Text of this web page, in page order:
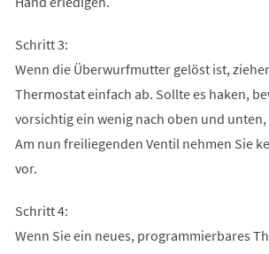
Schritt 3:
Wenn die Überwurfmutter gelöst ist,
Thermostat einfach ab. Sollte es haken,
vorsichtig ein wenig nach oben und
Am nun freiliegenden Ventil nehmen Sie
vor.
Schritt 4:
Wenn Sie ein neues, programmierbares